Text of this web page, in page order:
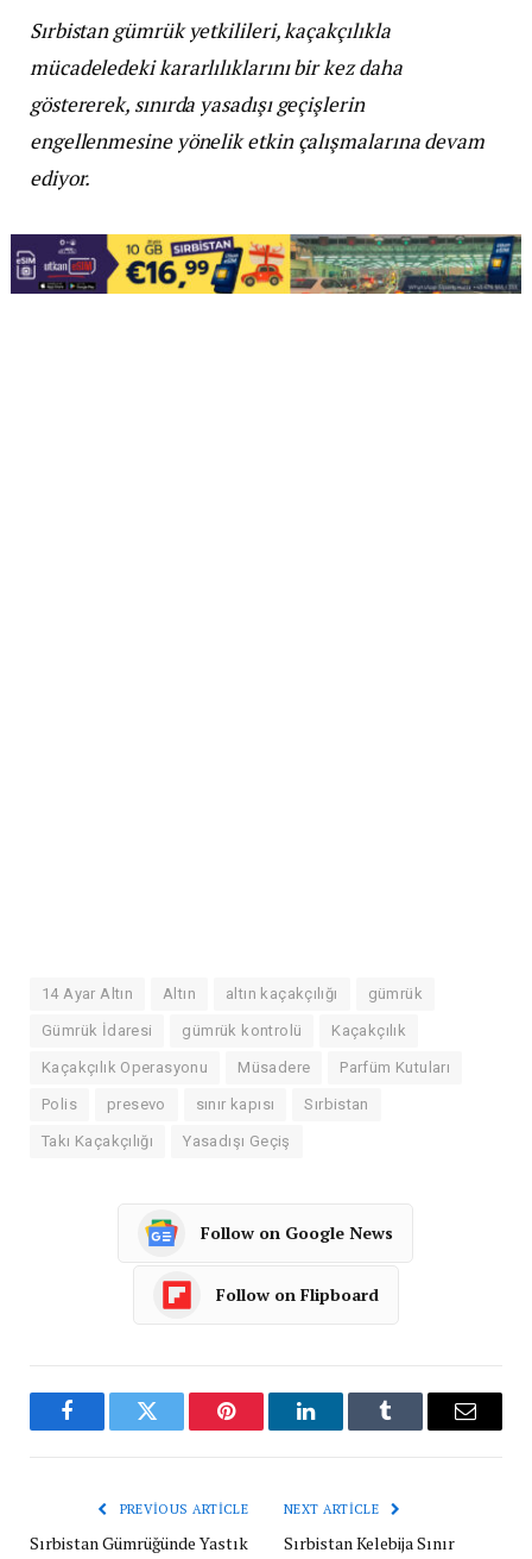
Sırbistan gümrük yetkilileri, kaçakçılıkla
mücadeledeki kararlılıklarını bir kez daha
göstererek, sınırda yasadışı geçişlerin
engellenmesine yönelik etkin çalışmalarına devam
ediyor.
14 Ayar Altın Altın altın kaçakçılığı gümrük
Gümrük İdaresi gümrük kontrolü Kaçakçılık
Kaçakçılık Operasyonu Müsadere Parfüm Kutuları
Polis presevo sınır kapısı Sırbistan
Takı Kaçakçılığı Yasadışı Geçiş
Follow on Google News
Follow on Flipboard
FacebookTwitter Pinterest LinkedInTumblr Email
PREVIOUS ARTICLE
Sırbistan Gümrüğünde Yastık
NEXT ARTICLE
Sırbistan Kelebija Sınır